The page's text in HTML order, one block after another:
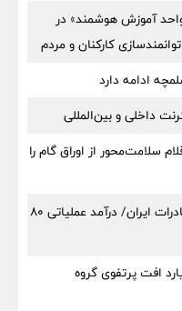
آموزش هوشمند» در
کارکنان و مردم
ادامه دارد
داخلی و بین‌المللی
سلامت‌محور از اوراق گام را
تغییر مثبت در عملکرد مالی بانک صادرات ایران/ درآمد عملیاتی 80
سود معاملاتی، ۲۶۵۱ میلیارد افت پرتفوی گروه